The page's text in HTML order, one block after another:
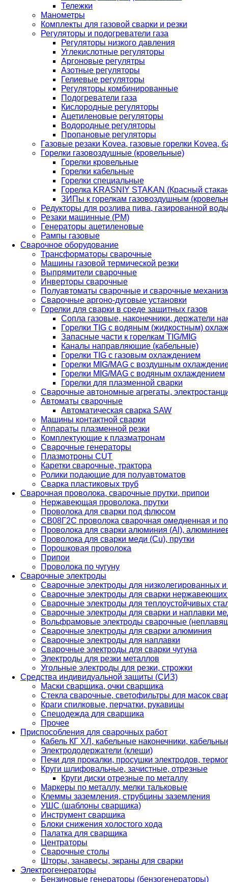
Тележки
Манометры
Комплекты для газовой сварки и резки
Регуляторы и подогреватели газа
Регуляторы низкого давления
Углекислотные регуляторы
Аргоновые регулятры
Азотные регуляторы
Гелиевые регуляторы
Регуляторы комбинированные
Подогреватели газа
Кислородные регуляторы
Ацетиленовые регуляторы
Водородные регуляторы
Пропановые регуляторы
Газовые резаки Kovea, газовые горелки Kovea,
Горелки газовоздушные (кровельные)
Горелки кровельные
Горелки кабельные
Горелки специальные
Горелка KRASNIY STAKAN (Красный
ЗИПы к горелкам газовоздушным
Редукторы для розлива пива, газированной
Резаки машинные (РМ)
Генераторы ацетиленовые
Рампы газовые
Сварочное оборудование
Трансформаторы сварочные
Машины газовой термической резки
Выпрямители сварочные
Инверторы сварочные
Полуавтоматы сварочные и сварочные
Сварочные аргоно-дуговые установки
Горелки для сварки в среде защитных газов
Сопла газовые, наконечники, держатели
Горелки TIG с водяным (жидкостным)
Запасные части к горелкам TIG/MIG
Каналы направляющие (кабельные)
Горелки TIG с газовым охлаждением
Горелки MIG/MAG с воздушным
Горелки MIG/MAG с водяным охлаждением
Горелки для плазменной сварки
Сварочные автономные агрегаты,
Автоматы сварочные
Автоматическая сварка SAW
Машины контактной сварки
Аппараты плазменной резки
Комплектующие к плазматронам
Сварочные генераторы
Плазмотроны CUT
Каретки сварочные, трактора
Ролики подающие для полуавтоматов
Сварка пластиковых труб
Сварочная проволока, сварочные прутки, припои
Нержавеющая проволока, прутки
Проволока для сварки под флюсом
СВ08Г2С проволока сварочная омедненная и
Проволока для сварки алюминия (Al),
Проволока для сварки меди (Cu), прутки
Порошковая проволока
Припои
Проволока по чугуну
Сварочные электроды
Сварочные электроды для низколегированных и
Сварочные электроды для сварки
Сварочные электроды для теплоустойчивых
Сварочные электроды для сварки и наплавки
Вольфрамовые электроды сварочные
Сварочные электроды для сварки алюминия
Сварочные электроды для наплавки
Сварочные электроды для сварки чугуна
Электроды для резки металлов
Угольные электроды для резки, строжки
Средства индивидуальной защиты (СИЗ)
Маски сварщика, очки сварщика
Стекла сварочные, светофильтры для масок
Краги спилковые, перчатки, рукавицы
Спецодежда для сварщика
Прочее
Приспособления для сварочных работ
Кабель КГ ХЛ, кабельные наконечники,
Электрододержатели (клещи)
Печи для прокалки, просушки электродов,
Круги шлифовальные, зачистные, отрезные
Круги диски отрезные по металлу
Маркеры по металлу, мелки тальковые
Клеммы заземления, струбцины заземления
УШС (шаблоны сварщика)
Инструмент сварщика
Блоки снижения холостого хода
Палатка для сварщика
Центраторы
Сварочные столы
Шторы, занавесы, экраны для сварки
Электрогенераторы
Бензиновые генераторы (бензогенераторы)